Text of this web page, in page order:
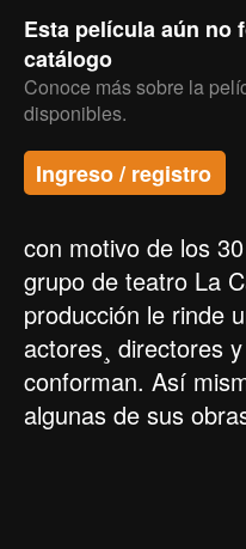
Esta película aún no
catálogo
Conoce más sobre la
disponibles.
Ingreso / registro
con motivo de los
grupo de teatro La
producción le rinde
actores¸ directores
conforman. Así
algunas de sus